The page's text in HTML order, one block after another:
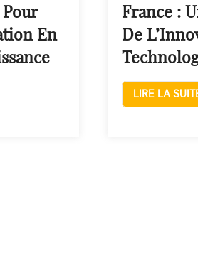
Pour
En
France :
De
LIRE LA